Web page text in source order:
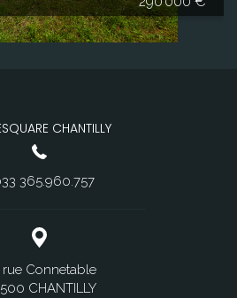
COYE-LA-FORÊT
344.542.723
rue Grande Rue
COYE LA FORET